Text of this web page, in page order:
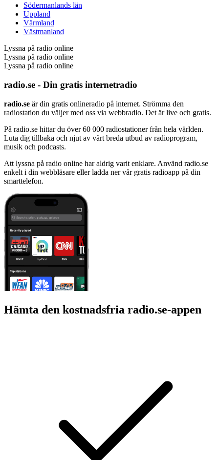
Södermanlands län
Uppland
Värmland
Västmanland
Lyssna på radio online
Lyssna på radio online
Lyssna på radio online
radio.se - Din gratis internetradio
radio.se är din gratis onlineradio på internet. Strömma den
radiostation du väljer med oss via webbradio. Det är live och gratis.
På radio.se hittar du över 60 000 radiostationer från hela världen.
Luta dig tillbaka och njut av vårt breda utbud av radioprogram,
musik och podcasts.
Att lyssna på radio online har aldrig varit enklare. Använd radio.se
enkelt i din webbläsare eller ladda ner vår gratis radioapp på din
smarttelefon.
Hämta den kostnadsfria radio.se-appen